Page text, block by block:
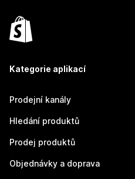
Kategorie aplikací
Prodejní kanály
Hledání produktů
Prodej produktů
Objednávky a doprava